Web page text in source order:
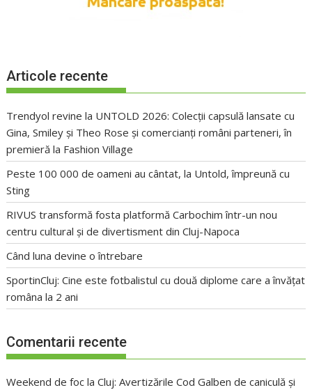
Articole recente
Trendyol revine la UNTOLD 2026: Colecții capsulă lansate cu
Gina, Smiley și Theo Rose și comercianți români parteneri, în
premieră la Fashion Village
Peste 100 000 de oameni au cântat, la Untold, împreună cu
Sting
RIVUS transformă fosta platformă Carbochim într-un nou
centru cultural și de divertisment din Cluj-Napoca
Când luna devine o întrebare
SportinCluj: Cine este fotbalistul cu două diplome care a învățat
româna la 2 ani
Comentarii recente
Weekend de foc la Cluj: Avertizările Cod Galben de caniculă și